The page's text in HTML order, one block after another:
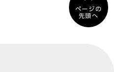
ページの
先頭へ